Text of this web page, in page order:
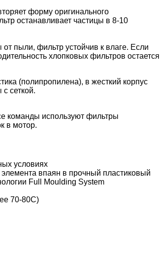
форму оригинального
останавливает частицы в 8-10
пыли, фильтр устойчив к влаге. Если
хлопковых фильтров остается
(полипропилена), в жесткий корпус
сеткой.
команды используют фильтры
в мотор.
условиях
впаян в прочный пластиковый
Full Moulding System
70-80С)